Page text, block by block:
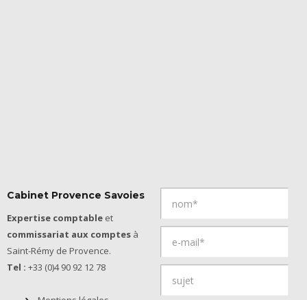
Cabinet Provence Savoies
Expertise comptable et
commissariat aux comptes à
Saint-Rémy de Provence.
Tel : +33 (0)4 90 92 12 78